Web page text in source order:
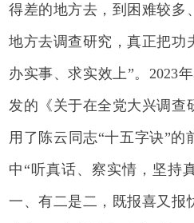
得差的地方去，到困难较多
地方去调查研究，真正把功
办实事、求实效上”。2023
发的《关于在全党大兴调查
用了陈云同志“十五字诀”
中“听真话、察实情，坚持
一、有二是二，既报喜又报